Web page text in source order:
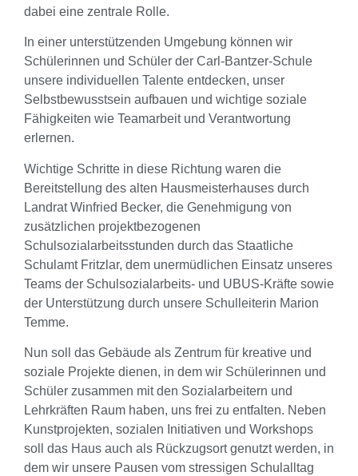
dabei eine zentrale Rolle.
In einer unterstützenden Umgebung können wir
Schülerinnen und Schüler der Carl-Bantzer-Schule
unsere individuellen Talente entdecken, unser
Selbstbewusstsein aufbauen und wichtige soziale
Fähigkeiten wie Teamarbeit und Verantwortung
erlernen.
Wichtige Schritte in diese Richtung waren die
Bereitstellung des alten Hausmeisterhauses durch
Landrat Winfried Becker, die Genehmigung von
zusätzlichen projektbezogenen
Schulsozialarbeitsstunden durch das Staatliche
Schulamt Fritzlar, dem unermüdlichen Einsatz unseres
Teams der Schulsozialarbeits- und UBUS-Kräfte sowie
der Unterstützung durch unsere Schulleiterin Marion
Temme.
Nun soll das Gebäude als Zentrum für kreative und
soziale Projekte dienen, in dem wir Schülerinnen und
Schüler zusammen mit den Sozialarbeitern und
Lehrkräften Raum haben, uns frei zu entfalten. Neben
Kunstprojekten, sozialen Initiativen und Workshops
soll das Haus auch als Rückzugsort genutzt werden, in
dem wir unsere Pausen vom stressigen Schulalltag